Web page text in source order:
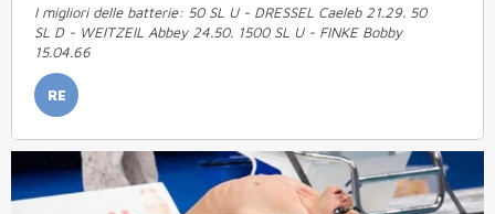
I migliori delle batterie: 50 SL U - DRESSEL Caeleb 21.29. 50
SL D - WEITZEIL Abbey 24.50. 1500 SL U - FINKE Bobby
15.04.66
RE